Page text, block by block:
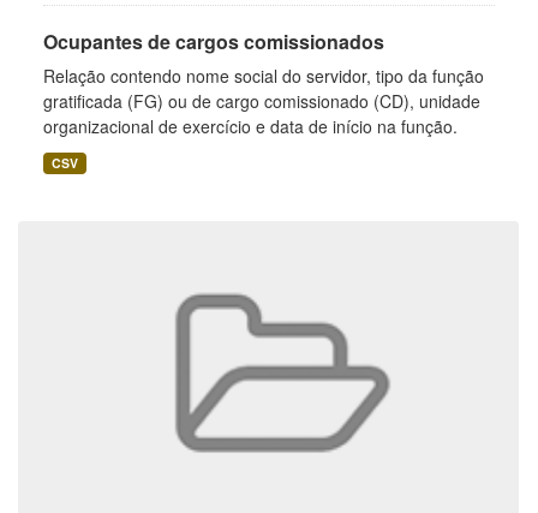
Ocupantes de cargos comissionados
Relação contendo nome social do servidor, tipo da função
gratificada (FG) ou de cargo comissionado (CD), unidade
organizacional de exercício e data de início na função.
CSV